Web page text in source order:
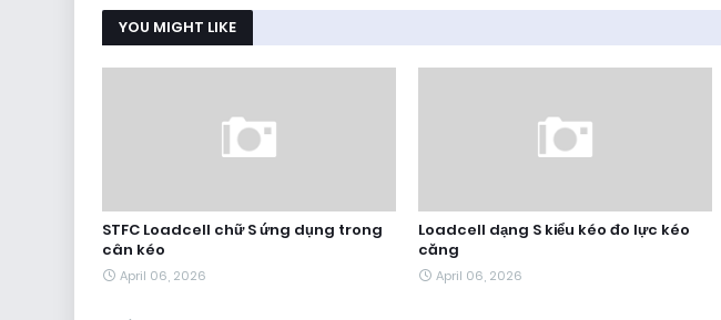
YOU MIGHT LIKE
STFC Loadcell chữ S ứng dụng trong
cân kéo
April 06, 2026
Loadcell dạng S kiểu kéo đo lực kéo
căng
April 06, 2026